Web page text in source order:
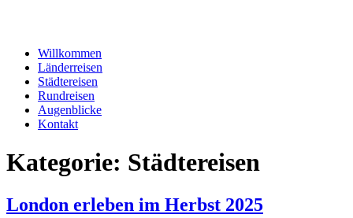
Willkommen
Länderreisen
Städtereisen
Rundreisen
Augenblicke
Kontakt
Kategorie: Städtereisen
London erleben im Herbst 2025